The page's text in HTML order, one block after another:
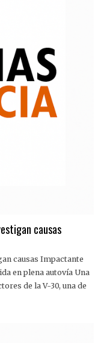
causas
causas Impactante
en plena autovía Una
de la V-30, una de